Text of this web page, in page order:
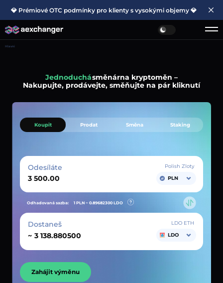
💎 Prémiové OTC podmínky pro klienty s vysokými objemy 💎
Hlavní
Jednoduchásměnárna kryptoměn –
Nakupujte, prodávejte, směňujte na pár kliknutí
Koupit Prodat Směna Staking
Odesíláte
Polish Zloty
PLN
Odhadovaná sazba: 1 PLN ~ 0.89682300 LDO
Dostaneš
~
LDO ETH
LDO
Zahájit výměnu